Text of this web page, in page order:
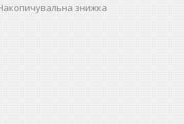
знижка